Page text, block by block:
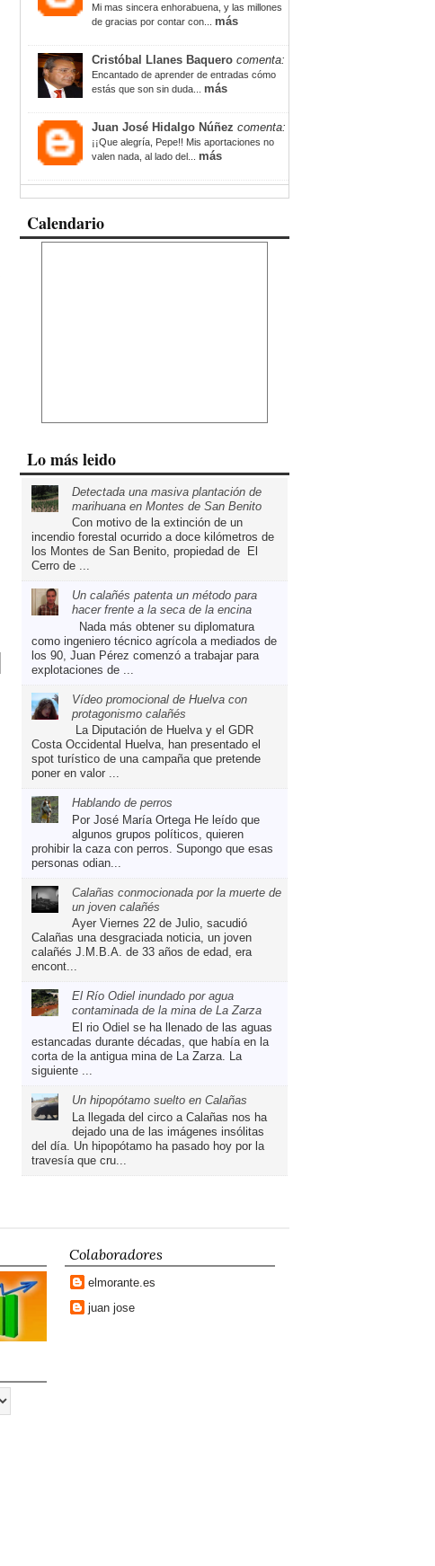
Mi mas sincera enhorabuena, y las millones
de gracias por contar con... más
Cristóbal Llanes Baquero comenta:
Encantado de aprender de entradas cómo
estás que son sin duda... más
Juan José Hidalgo Núñez comenta:
¡¡Que alegría, Pepe!! Mis aportaciones no
valen nada, al lado del... más
Calendario
Lo más leido
Detectada una masiva plantación de
marihuana en Montes de San Benito
Con motivo de la extinción de un
incendio forestal ocurrido a doce kilómetros de
los Montes de San Benito, propiedad de El
Cerro de ...
Un calañés patenta un método para
hacer frente a la seca de la encina
Nada más obtener su diplomatura
como ingeniero técnico agrícola a mediados de
los 90, Juan Pérez comenzó a trabajar para
explotaciones de ...
Vídeo promocional de Huelva con
protagonismo calañés
La Diputación de Huelva y el GDR
Costa Occidental Huelva, han presentado el
spot turístico de una campaña que pretende
poner en valor ...
Hablando de perros
Por José María Ortega He leído que
algunos grupos políticos, quieren
prohibir la caza con perros. Supongo que esas
personas odian...
Calañas conmocionada por la muerte de
un joven calañés
Ayer Viernes 22 de Julio, sacudió
Calañas una desgraciada noticia, un joven
calañés J.M.B.A. de 33 años de edad, era
encont...
El Río Odiel inundado por agua
contaminada de la mina de La Zarza
El rio Odiel se ha llenado de las aguas
estancadas durante décadas, que había en la
corta de la antigua mina de La Zarza. La
siguiente ...
Un hipopótamo suelto en Calañas
La llegada del circo a Calañas nos ha
dejado una de las imágenes insólitas
del día. Un hipopótamo ha pasado hoy por la
travesía que cru...
Colaboradores
elmorante.es
juan jose